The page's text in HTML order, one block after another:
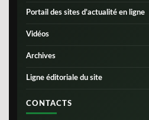
Portail des sites d’actualité en ligne
Vidéos
Archives
Ligne éditoriale du site
CONTACTS